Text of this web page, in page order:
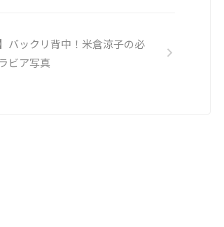
】バックリ背中！米倉涼子の必
ビア写真